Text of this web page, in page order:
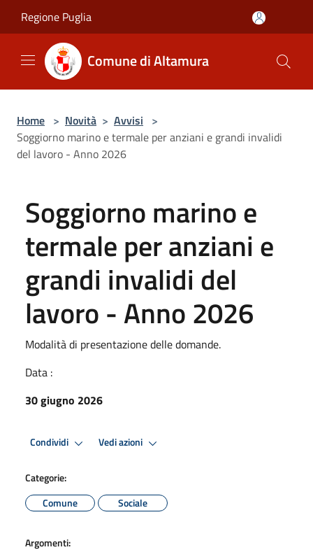
Regione Puglia
Comune di Altamura
Home > Novità > Avvisi >
Soggiorno marino e termale per anziani e grandi invalidi
del lavoro - Anno 2026
Soggiorno marino e
termale per anziani e
grandi invalidi del
lavoro - Anno 2026
Modalità di presentazione delle domande.
Data :
30 giugno 2026
Condividi Vedi azioni
Categorie:
Comune
Sociale
Argomenti: